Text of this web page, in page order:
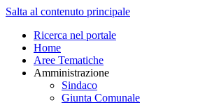
Salta al contenuto principale
Ricerca nel portale
Home
Aree Tematiche
Amministrazione
Sindaco
Giunta Comunale